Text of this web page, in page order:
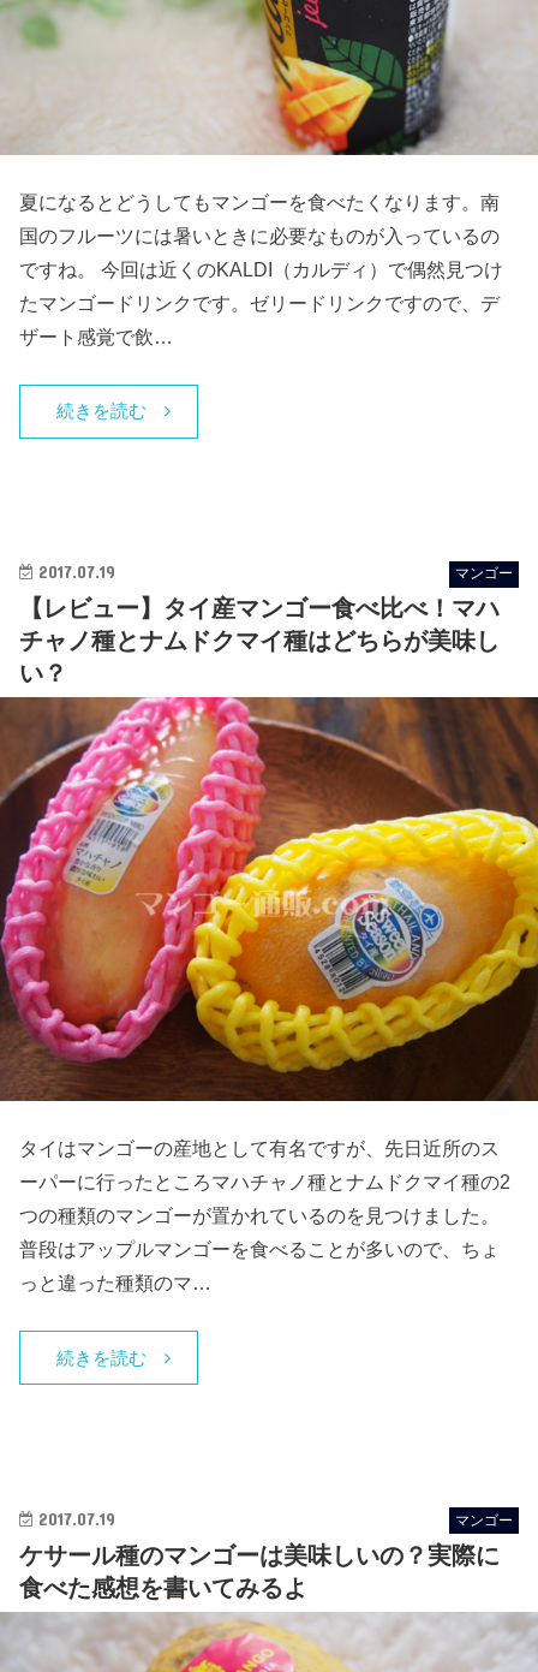
夏になるとどうしてもマンゴーを食べたくなります。南
国のフルーツには暑いときに必要なものが入っているの
ですね。 今回は近くのKALDI（カルディ）で偶然見つけ
たマンゴードリンクです。ゼリードリンクですので、デ
ザート感覚で飲…
続きを読む
2017.07.19 マンゴー
【レビュー】タイ産マンゴー食べ比べ！マハ
チャノ種とナムドクマイ種はどちらが美味し
い？
タイはマンゴーの産地として有名ですが、先日近所のス
ーパーに行ったところマハチャノ種とナムドクマイ種の2
つの種類のマンゴーが置かれているのを見つけました。
普段はアップルマンゴーを食べることが多いので、ちょ
っと違った種類のマ…
続きを読む
2017.07.19 マンゴー
ケサール種のマンゴーは美味しいの？実際に
食べた感想を書いてみるよ